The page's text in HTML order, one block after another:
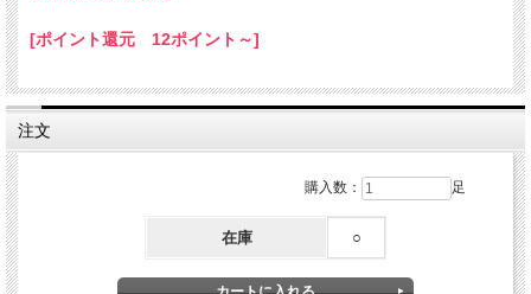
[ポイント還元 12ポイント～]
注文
購入数： 足
在庫 ○